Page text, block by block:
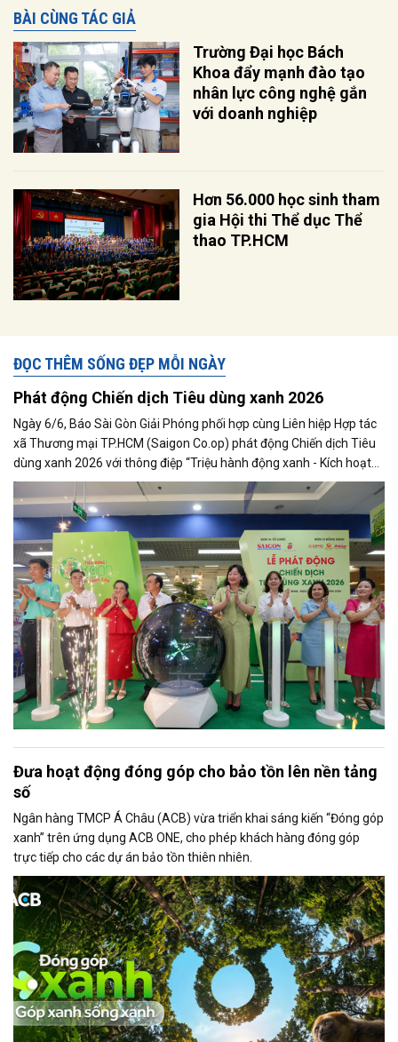
BÀI CÙNG TÁC GIẢ
Trường Đại học Bách
Khoa đẩy mạnh đào tạo
nhân lực công nghệ gắn
với doanh nghiệp
Hơn 56.000 học sinh tham
gia Hội thi Thể dục Thể
thao TP.HCM
ĐỌC THÊM SỐNG ĐẸP MỖI NGÀY
Phát động Chiến dịch Tiêu dùng xanh 2026
Ngày 6/6, Báo Sài Gòn Giải Phóng phối hợp cùng Liên hiệp Hợp tác
xã Thương mại TP.HCM (Saigon Co.op) phát động Chiến dịch Tiêu
dùng xanh 2026 với thông điệp “Triệu hành động xanh - Kích hoạt
thị trường xanh”, đánh dấu bước phát triển mới của chương trình
sau hơn 16 năm triển khai liên tục.
Đưa hoạt động đóng góp cho bảo tồn lên nền tảng
số
Ngân hàng TMCP Á Châu (ACB) vừa triển khai sáng kiến “Đóng góp
xanh” trên ứng dụng ACB ONE, cho phép khách hàng đóng góp
trực tiếp cho các dự án bảo tồn thiên nhiên.